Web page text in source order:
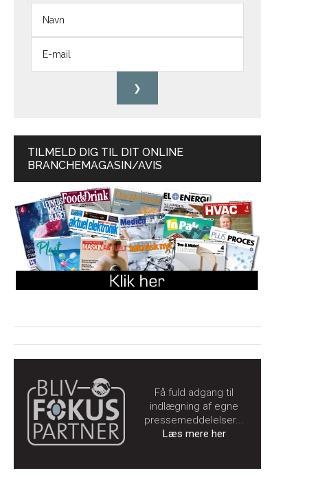
TILMELD DIG TIL DIT ONLINE
BRANCHEMAGASIN/AVIS
Få fuld adgang til
indlægning af egne
pressemeddelelser...
Læs mere her